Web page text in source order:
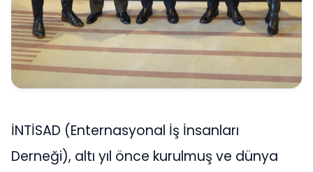
İNTİSAD (Enternasyonal İş İnsanları
Derneği), altı yıl önce kurulmuş ve dünya